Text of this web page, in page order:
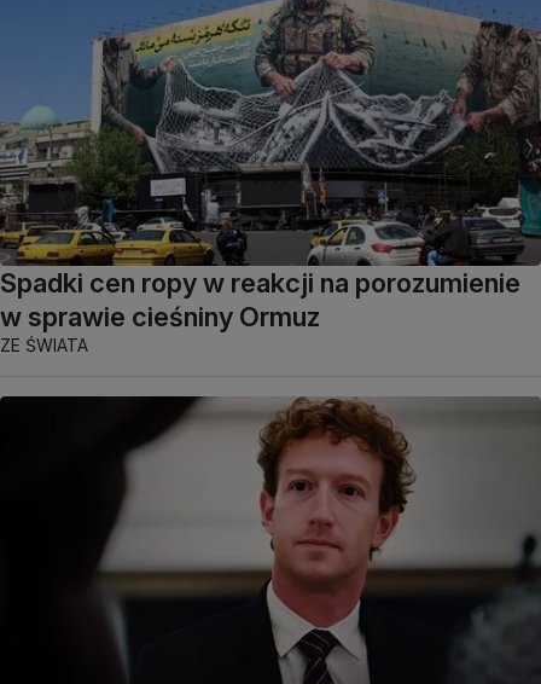
Spadki cen ropy w reakcji na porozumienie
w sprawie cieśniny Ormuz
ZE ŚWIATA